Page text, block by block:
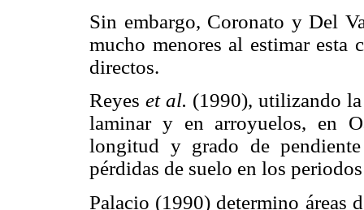
Sin embargo, Coronato y Del
mucho menores al estimar esta
directos.
Reyeset al. (1990), utilizando
laminar y en arroyuelos, en
longitud y grado de
pérdidas de suelo en los
Palacio (1990) determino áreas